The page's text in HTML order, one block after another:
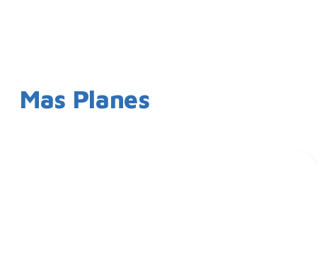
Mas Planes